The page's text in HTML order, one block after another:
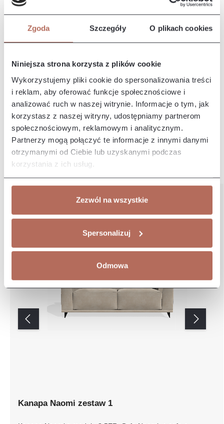
Zgoda Szczegóły O plikach cookies
Niniejsza strona korzysta z plików cookie
Wykorzystujemy pliki cookie do spersonalizowania treści
i reklam, aby oferować funkcje społecznościowe i
analizować ruch w naszej witrynie. Informacje o tym, jak
korzystasz z naszej witryny, udostępniamy partnerom
społecznościowym, reklamowym i analitycznym.
Partnerzy mogą połączyć te informacje z innymi danymi
otrzymanymi od Ciebie lub uzyskanymi podczas
korzystania z ich usług.
Zezwól na wszystkie
Spersonalizuj
Odmowa
Opis i wymiary
Narożnik Naomi z połączenia modułów 2P, E i 3P. Sofa Naomi
to sofa o nowoczesnym designie, charakteryzuje się
Producent/Importer/Dostawca
Pozostałe z kolekcji